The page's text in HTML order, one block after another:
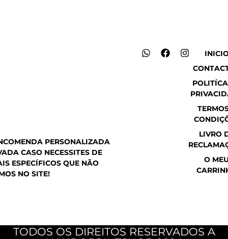
PERSONALIZADA
CASO NECESSITES DE
ESPECÍFICOS QUE NÃO
NO SITE!
LIVRO
O
W
F
I
TODOS OS DIREITOS RESERVADOS A